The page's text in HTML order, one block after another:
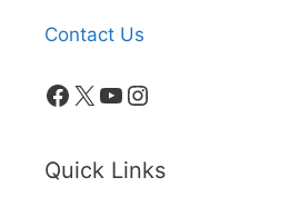
Contact Us
Facebook
X YouTube
Instagram
Quick Links